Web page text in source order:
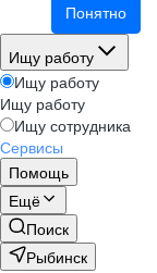
Понятно
Ищу работу
Ищу работу
Ищу работу
Ищу сотрудника
Сервисы
Помощь
Ещё
Поиск
Рыбинск